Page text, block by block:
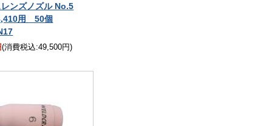
ンズノズル No.5
用 50個
(消費税込:49,500円)